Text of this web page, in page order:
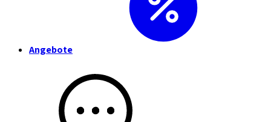
Angebote